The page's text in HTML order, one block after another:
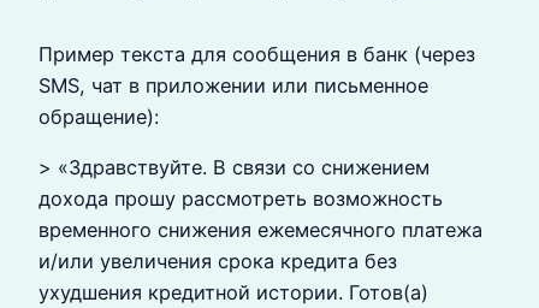
Пример текста для сообщения в банк (через
SMS, чат в приложении или письменное
обращение):
> «Здравствуйте. В связи со снижением
дохода прошу рассмотреть возможность
временного снижения ежемесячного платежа
и/или увеличения срока кредита без
ухудшения кредитной истории. Готов(а)